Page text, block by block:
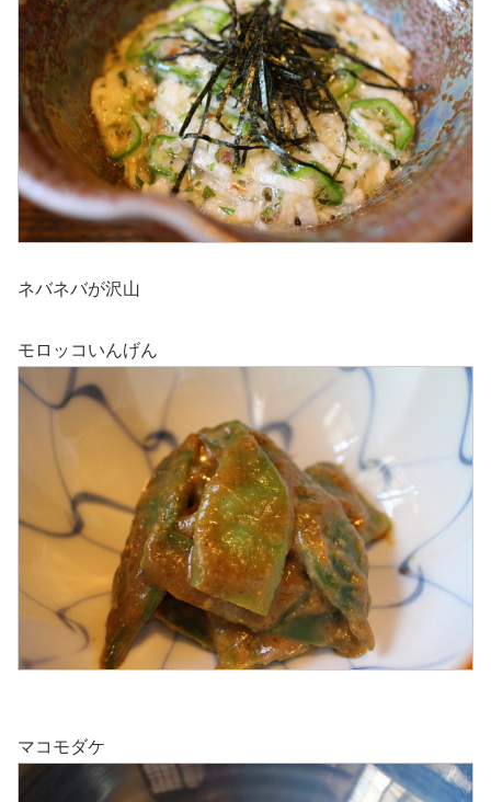
ネバネバが沢山
モロッコいんげん
マコモダケ